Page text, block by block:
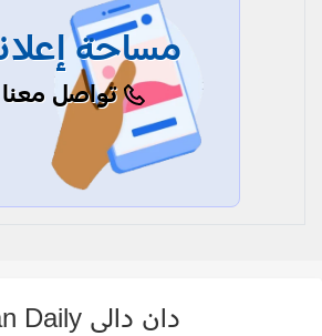
مساحة
تواصل معنا
دان دالى Dan Daily